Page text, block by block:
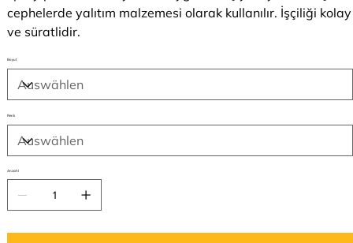
cephelerde yalıtım malzemesi olarak kullanılır. İşçiliği kolay
ve süratlidir.
Boyut
Renk
Anzahl